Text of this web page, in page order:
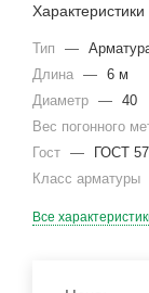
Характеристики
Тип —
Длина — 6 м
Диаметр — 40
Вес погонного
Гост —
ГОСТ
Класс арматуры
Все